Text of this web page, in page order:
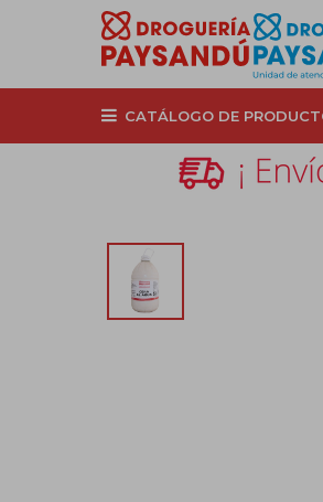
CATÁLOGO DE